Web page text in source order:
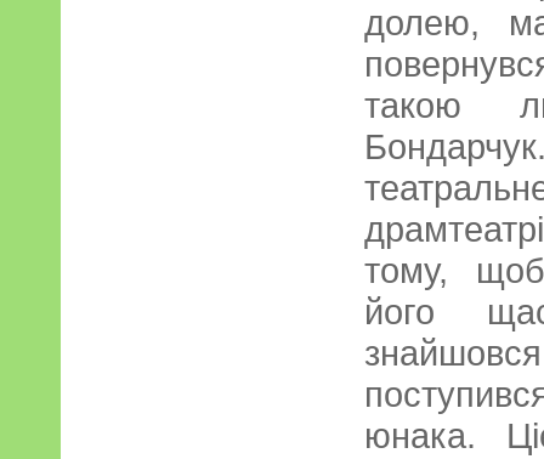
долею,
такою
тому,
його
юнака.